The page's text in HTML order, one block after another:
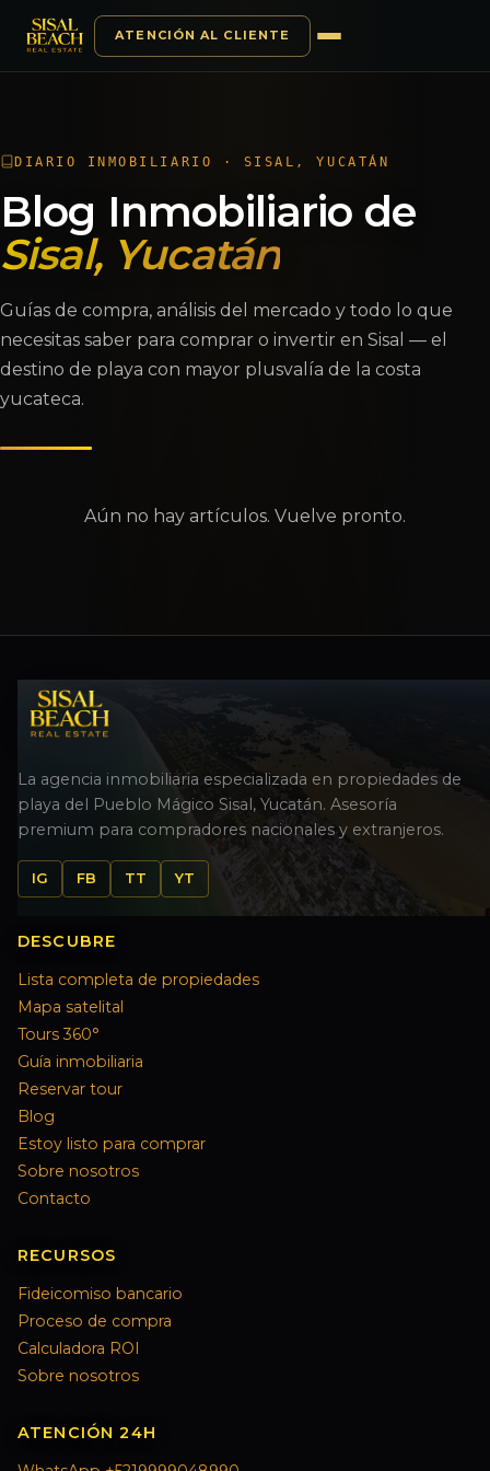
ATENCIÓN AL CLIENTE
DIARIO INMOBILIARIO · SISAL, YUCATÁN
Blog Inmobiliario de
Sisal, Yucatán
Guías de compra, análisis del mercado y todo lo que
necesitas saber para comprar o invertir en Sisal — el
destino de playa con mayor plusvalía de la costa
yucateca.
Aún no hay artículos. Vuelve pronto.
La agencia inmobiliaria especializada en propiedades de
playa del Pueblo Mágico Sisal, Yucatán. Asesoría
premium para compradores nacionales y extranjeros.
IG FB TT YT
DESCUBRE
Lista completa de propiedades
Mapa satelital
Tours 360°
Guía inmobiliaria
Reservar tour
Blog
Estoy listo para comprar
Sobre nosotros
Contacto
RECURSOS
Fideicomiso bancario
Proceso de compra
Calculadora ROI
Sobre nosotros
ATENCIÓN 24H